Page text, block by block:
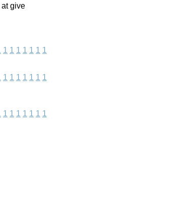
give
1 1 1 1 1 1 1
1 1 1 1 1 1 1
1 1 1 1 1 1 1